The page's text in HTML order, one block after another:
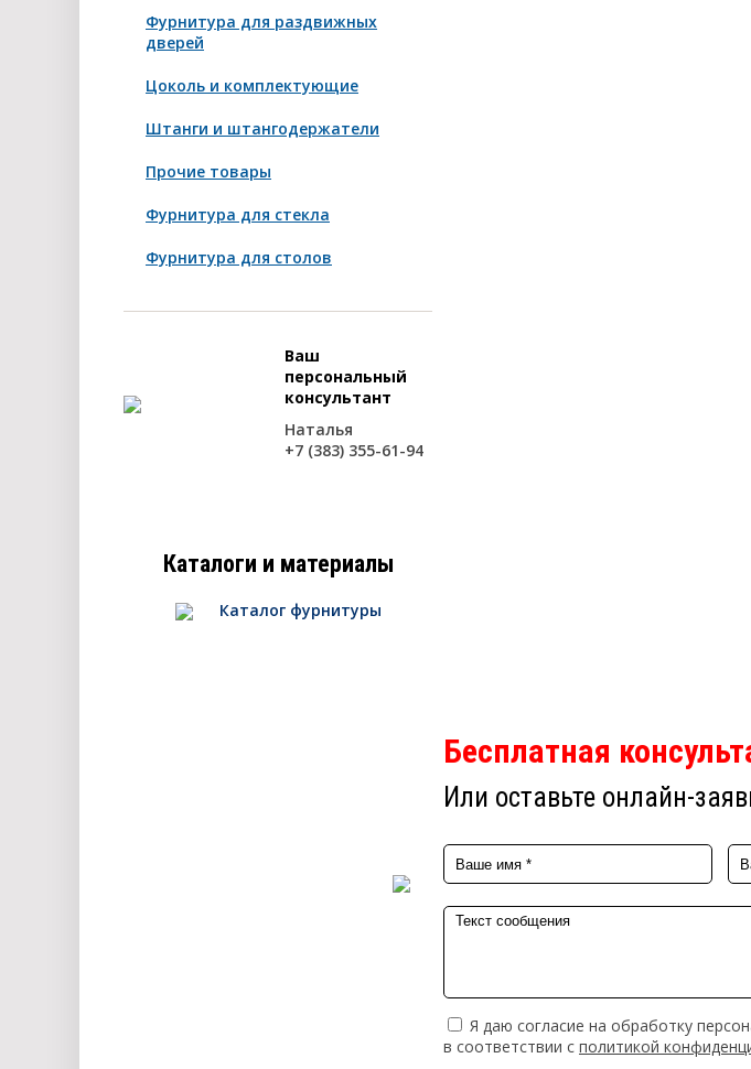
Фурнитура для раздвижных
дверей
Цоколь и комплектующие
Штанги и штангодержатели
Прочие товары
Фурнитура для стекла
Фурнитура для столов
Ваш
персональный
консультант
Наталья
+7 (383) 355-61-94
Каталоги и материалы
Каталог фурнитуры
Бесплатная
Или оставьте онлайн-
Я даю согласие на обработку
в соответствии с политикой